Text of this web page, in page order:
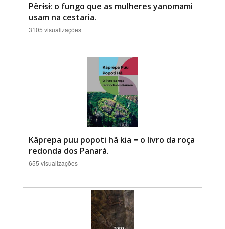
Përɨsɨ: o fungo que as mulheres yanomami
usam na cestaria.
3105 visualizações
Kâprepa puu popoti hã kia = o livro da roça
redonda dos Panará.
655 visualizações